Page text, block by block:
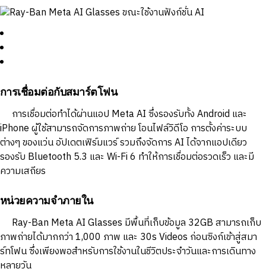
การเชื่อมต่อกับสมาร์ตโฟน
การเชื่อมต่อทำได้ผ่านแอป Meta AI ซึ่งรองรับทั้ง Android และ
iPhone ผู้ใช้สามารถจัดการภาพถ่าย โอนไฟล์วิดีโอ การตั้งค่าระบบ
ต่างๆ ของแว่น อัปเดตเฟิร์มแวร์ รวมถึงจัดการ AI ได้จากแอปเดียว
รองรับ Bluetooth 5.3 และ Wi-Fi 6 ทำให้การเชื่อมต่อรวดเร็ว และมี
ความเสถียร
หน่วยความจำภายใน
Ray-Ban Meta AI Glasses มีพื้นที่เก็บข้อมูล 32GB สามารถเก็บ
ภาพถ่ายได้มากกว่า 1,000 ภาพ และ 30s Videos ก่อนซิงก์เข้าสู่สมา
ร์ทโฟน ซึ่งเพียงพอสำหรับการใช้งานในชีวิตประจำวันและการเดินทาง
หลายวัน